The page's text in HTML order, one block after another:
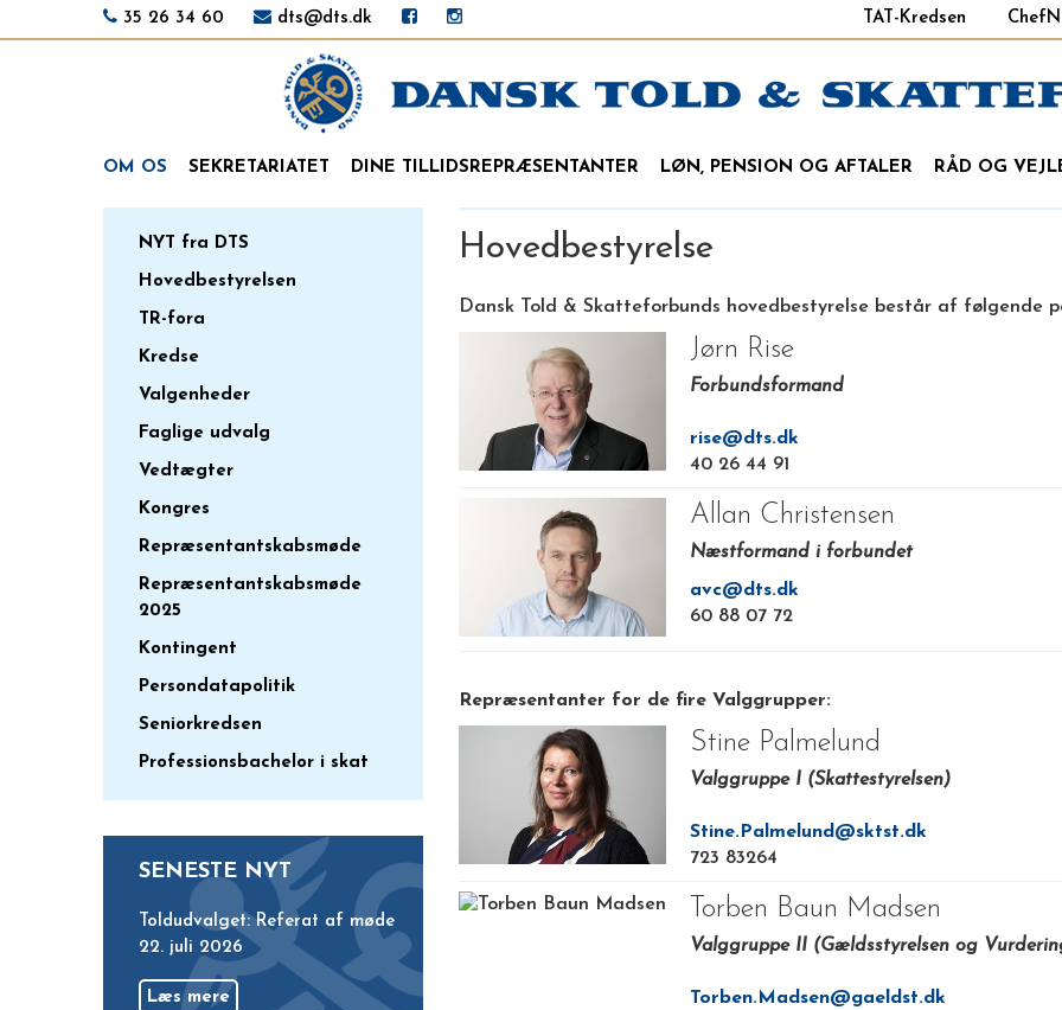
35 26 34 60 dts@dts.dk TAT-Kredsen
OM OS SEKRETARIATET DINE TILLIDSREPRÆSENTANTER LØN, PENSION OG AFTALER RÅD OG
NYT fra DTS
Hovedbestyrelsen
TR-fora
Kredse
Valgenheder
Faglige udvalg
Vedtægter
Kongres
Repræsentantskabsmøde
Repræsentantskabsmøde
2025
Kontingent
Persondatapolitik
Seniorkredsen
Professionsbachelor i skat
SENESTE NYT
Toldudvalget: Referat af møde
22. juli 2026
Læs mere
Hovedbestyrelse
Dansk Told & Skatteforbunds hovedbestyrelse består af følgende
Jørn Rise
Forbundsformand
rise@dts.dk
40 26 44 91
Allan Christensen
Næstformand i forbundet
avc@dts.dk
60 88 07 72
Repræsentanter for de fire Valggrupper:
Stine Palmelund
Valggruppe I (Skattestyrelsen)
Stine.Palmelund@sktst.dk
723 83264
Torben Baun Madsen
Valggruppe II (Gældsstyrelsen og
Torben.Madsen@gaeldst.dk